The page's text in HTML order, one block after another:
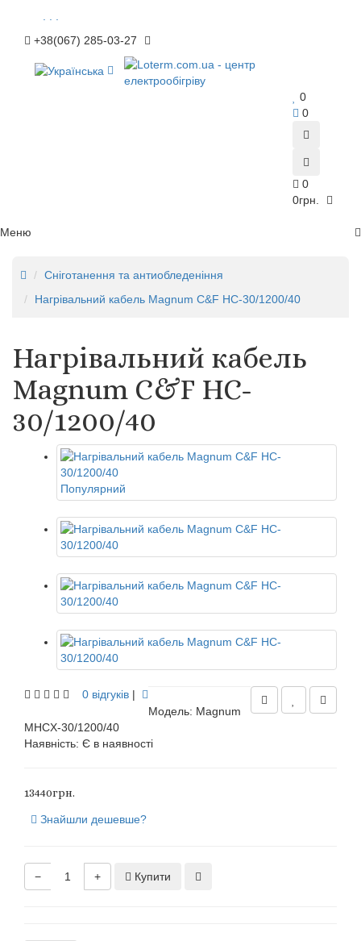
+38(067) 285-03-27
0
0
0
0грн.
Меню
Сніготанення та антиобледеніння
Нагрівальний кабель Magnum C&F HC-30/1200/40
Нагрівальний кабель
Magnum C&F HC-
30/1200/40
Популярний
0 відгуків |
Модель: Magnum
MHCX-30/1200/40
Наявність: Є в наявності
13440грн.
Знайшли дешевше?
− + Купити